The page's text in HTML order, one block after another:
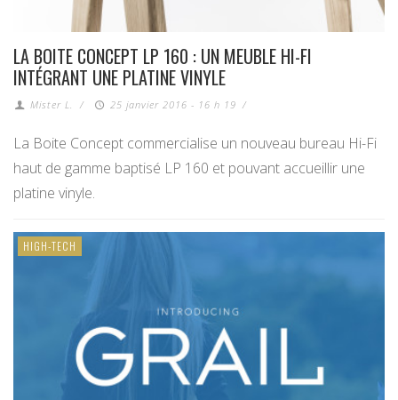
LA BOITE CONCEPT LP 160 : UN MEUBLE HI-FI
INTÉGRANT UNE PLATINE VINYLE
Mister L. / 25 janvier 2016 - 16 h 19 /
La Boite Concept commercialise un nouveau bureau Hi-Fi
haut de gamme baptisé LP 160 et pouvant accueillir une
platine vinyle.
HIGH-TECH